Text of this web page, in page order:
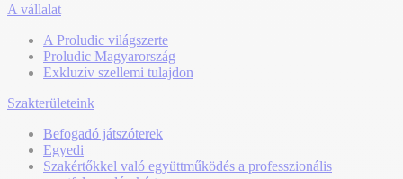
A vállalat
A Proludic világszerte
Proludic Magyarország
Exkluzív szellemi tulajdon
Szakterületeink
Befogadó játszóterek
Egyedi
Szakértőkkel való együttműködés a professzionális